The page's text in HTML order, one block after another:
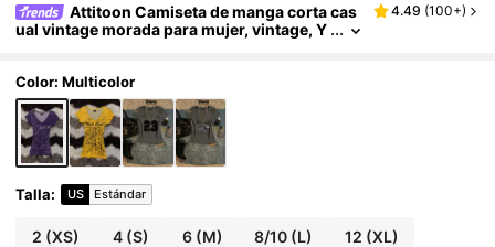
Attitoon Camiseta de manga corta cas
ual vintage morada para mujer, vintage, Y
primavera/verano, Navidad, Año Nuevo, Acció
n de Gracias, fiestas, bodas, playa, ceremonia
de graduación, moda, elegante, casual, salida
s, citas, citas, desplazamientos
4.49 (100+)
Color: Multicolor
Talla: US Estándar
2 (XS) 4(S) 6(M) 8/10 (L) 12 (XL)